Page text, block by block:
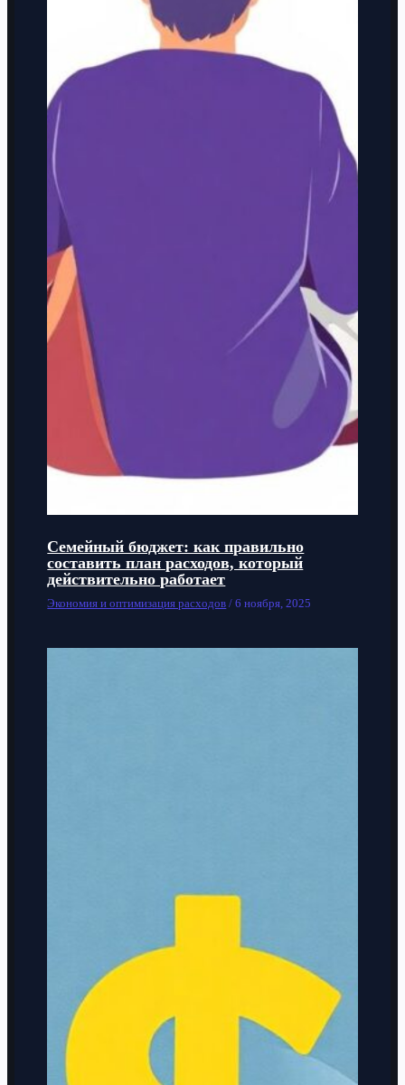
Семейный бюджет: как правильно
составить план расходов, который
действительно работает
Экономия и оптимизация расходов /6 ноября, 2025